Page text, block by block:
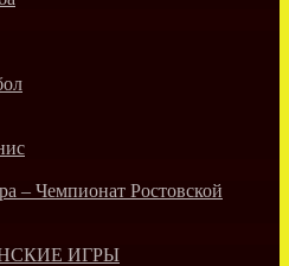
– Чемпионат Ростовской
ИГРЫ